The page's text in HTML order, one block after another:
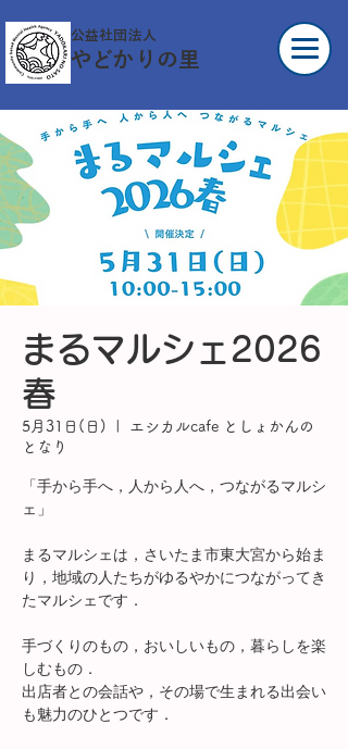
公益社団法人
やどかりの里
まるマルシェ2026
春
5月31日(日)
エシカルcafe としょかんの
となり
「手から手へ，人から人へ，つながるマルシ
ェ」
まるマルシェは，さいたま市東大宮から始ま
り，地域の人たちがゆるやかにつながってき
たマルシェです．
手づくりのもの，おいしいもの，暮らしを楽
しむもの．
出店者との会話や，その場で生まれる出会い
も魅力のひとつです．